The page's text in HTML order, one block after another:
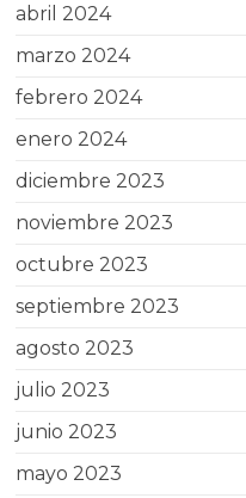
abril 2024
marzo 2024
febrero 2024
enero 2024
diciembre 2023
noviembre 2023
octubre 2023
septiembre 2023
agosto 2023
julio 2023
junio 2023
mayo 2023